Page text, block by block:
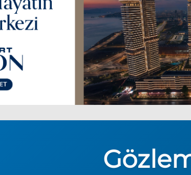
Ankara’da eylem yasağı uzatıldı
Ünlü çift bir etkinliğe daha katılmama kararı